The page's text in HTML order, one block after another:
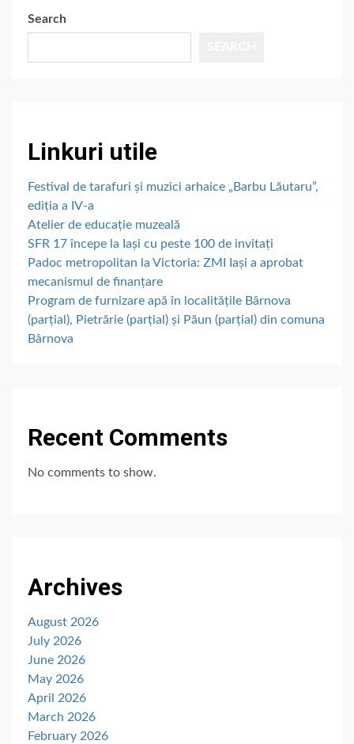
Search
Linkuri utile
Festival de tarafuri și muzici arhaice „Barbu Lăutaru”,
ediția a IV-a
Atelier de educație muzeală
SFR 17 începe la Iași cu peste 100 de invitați
Padoc metropolitan la Victoria: ZMI Iași a aprobat
mecanismul de finanțare
Program de furnizare apă în localitățile Bârnova
(parțial), Pietrărie (parțial) și Păun (parțial) din comuna
Bârnova
Recent Comments
No comments to show.
Archives
August 2026
July 2026
June 2026
May 2026
April 2026
March 2026
February 2026